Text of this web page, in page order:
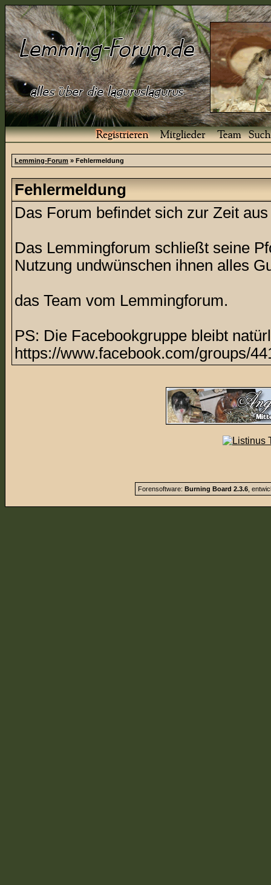
Lemming-Forum » Fehlermeldung
Fehlermeldung
Das Forum befindet sich zur Zeit
Das Lemmingforum schließt seine
Nutzung undwünschen ihnen alles
das Team vom Lemmingforum.
PS: Die Facebookgruppe bleibt
https://www.facebook.com/groups/
Forensoftware: Burning Board 2.3.6,